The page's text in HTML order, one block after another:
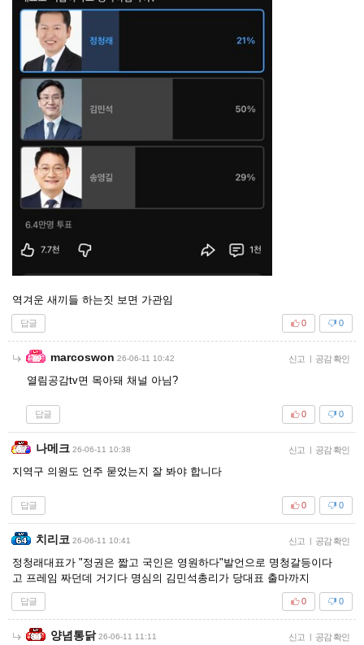
역겨운 새끼들 하는짓 보면 가관임
답글 0
0
marcoswon 26-06-11 10:42 신고 | 공감 확인
열림공감tv면 목아돼 채널 아님?
답글 0
0
나메크 26-06-11 10:38 신고 | 공감 확인
지역구 의원도 언주 묻었는지 잘 봐야 합니다
답글 0
0
치리코 26-06-11 10:41 신고 | 공감 확인
정청래대표가 "정권은 짧고 국인은 영원하다"발언으로 명청갈등이다
고 프레임 짜던데 거기다 명심의 김민석총리가 당대표 출마까지
답글 0
0
양념통닭 26-06-11 11:11 신고 | 공감 확인